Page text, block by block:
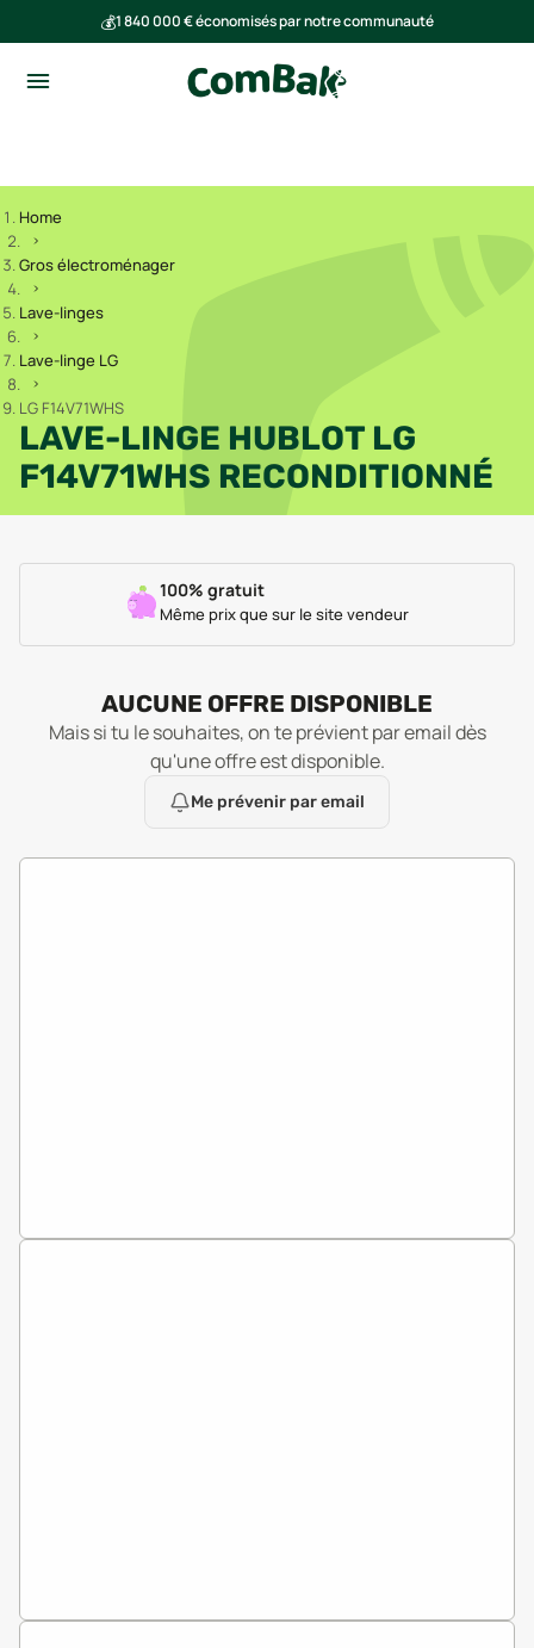
💰1 840 000 € économisés par notre communauté
Home
Gros électroménager
Lave-linges
Lave-linge LG
LG F14V71WHS
LAVE-LINGE HUBLOT LG
F14V71WHS RECONDITIONNÉ
100% gratuit
Même prix que sur le site vendeur
AUCUNE OFFRE DISPONIBLE
Mais si tu le souhaites, on te prévient par email dès
qu'une offre est disponible.
Me prévenir par email